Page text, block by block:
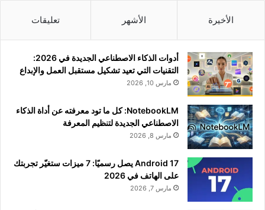
الأخيرة الأشهر تعليقات
أدوات الذكاء الاصطناعي الجديدة في 2026:
التقنيات التي تعيد تشكيل مستقبل العمل والإبداع
مارس 10, 2026
NotebookLM: كل ما تود معرفته عن أداة الذكاء
الاصطناعي الجديدة لتنظيم المعرفة
مارس 8, 2026
Android 17 يصل رسميًا: 7 ميزات ستغيّر تجربتك
على الهاتف في 2026
مارس 7, 2026